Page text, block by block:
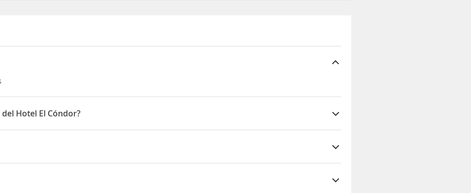
Hotel El Cóndor?
horas
de Paracas, además se encuentra frente al mar y goza de una magnífica vista.